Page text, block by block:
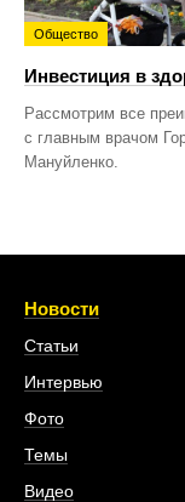
Общество
Инвестиция в
Рассмотрим все
с главным врачом
Мануйленко.
Новости
Статьи
Интервью
Фото
Темы
Видео